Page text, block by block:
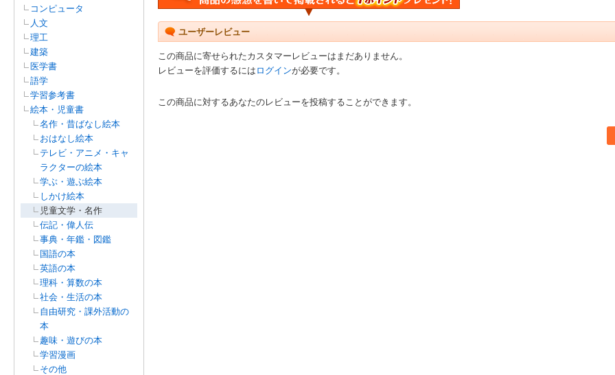
コンピュータ
人文
理工
建築
医学書
語学
学習参考書
絵本・児童書
名作・昔ばなし絵本
おはなし絵本
テレビ・アニメ・キャ
ラクターの絵本
学ぶ・遊ぶ絵本
しかけ絵本
児童文学・名作
伝記・偉人伝
事典・年鑑・図鑑
国語の本
英語の本
理科・算数の本
社会・生活の本
自由研究・課外活動の
本
趣味・遊びの本
学習漫画
その他
ユーザーレビュー
この商品に寄せられたカスタマーレビューはまだありません。
レビューを評価するには ログインが必要です。
この商品に対するあなたのレビューを投稿することができます。